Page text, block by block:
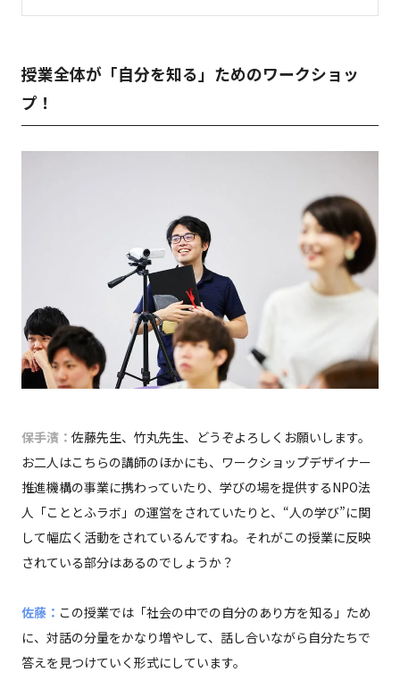
授業全体が「自分を知る」ためのワークショッ
プ！
保手濱： 佐藤先生、竹丸先生、どうぞよろしくお願いします。
お二人はこちらの講師のほかにも、ワークショップデザイナー
推進機構の事業に携わっていたり、学びの場を提供するNPO法
人「こととふラボ」の運営をされていたりと、“人の学び”に関
して幅広く活動をされているんですね。それがこの授業に反映
されている部分はあるのでしょうか？
佐藤： この授業では「社会の中での自分のあり方を知る」ため
に、対話の分量をかなり増やして、話し合いながら自分たちで
答えを見つけていく形式にしています。